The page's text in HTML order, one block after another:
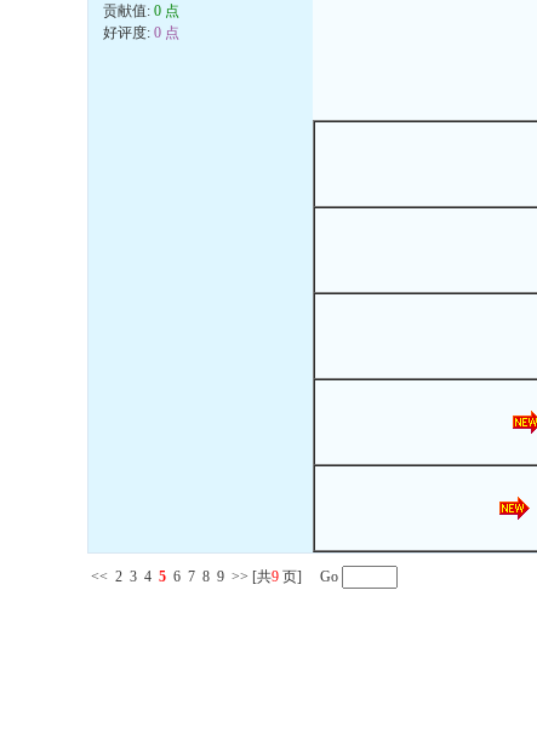
贡献值: 0 点
好评度: 0 点
<< 2 3 4 5 6 7 8 9 >> [共9 页] Go